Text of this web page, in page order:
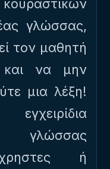
γλώσσας,
τον μαθητή
και να μην
μια λέξη!
ή